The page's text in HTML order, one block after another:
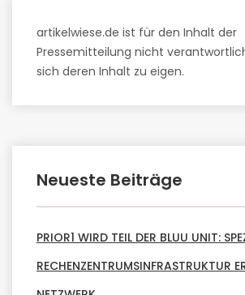
artikelwiese.de ist für den Inhalt der
Pressemitteilung nicht
sich deren Inhalt zu eigen.
Neueste Beiträge
PRIOR1 WIRD TEIL DER BLUU UNIT:
RECHENZENTRUMSINFRASTRUKTUR